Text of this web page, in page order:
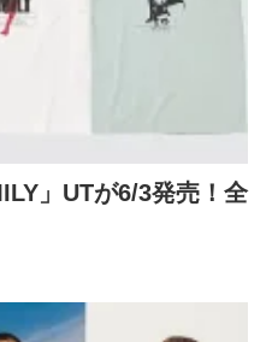
」UTが6/3発売！全